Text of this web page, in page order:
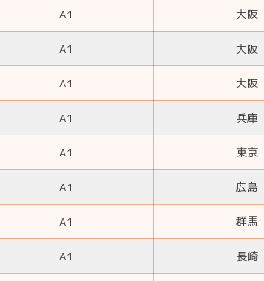
A1 大阪
A1 大阪
A1 大阪
A1 兵庫
A1 東京
A1 広島
A1 群馬
A1 長崎